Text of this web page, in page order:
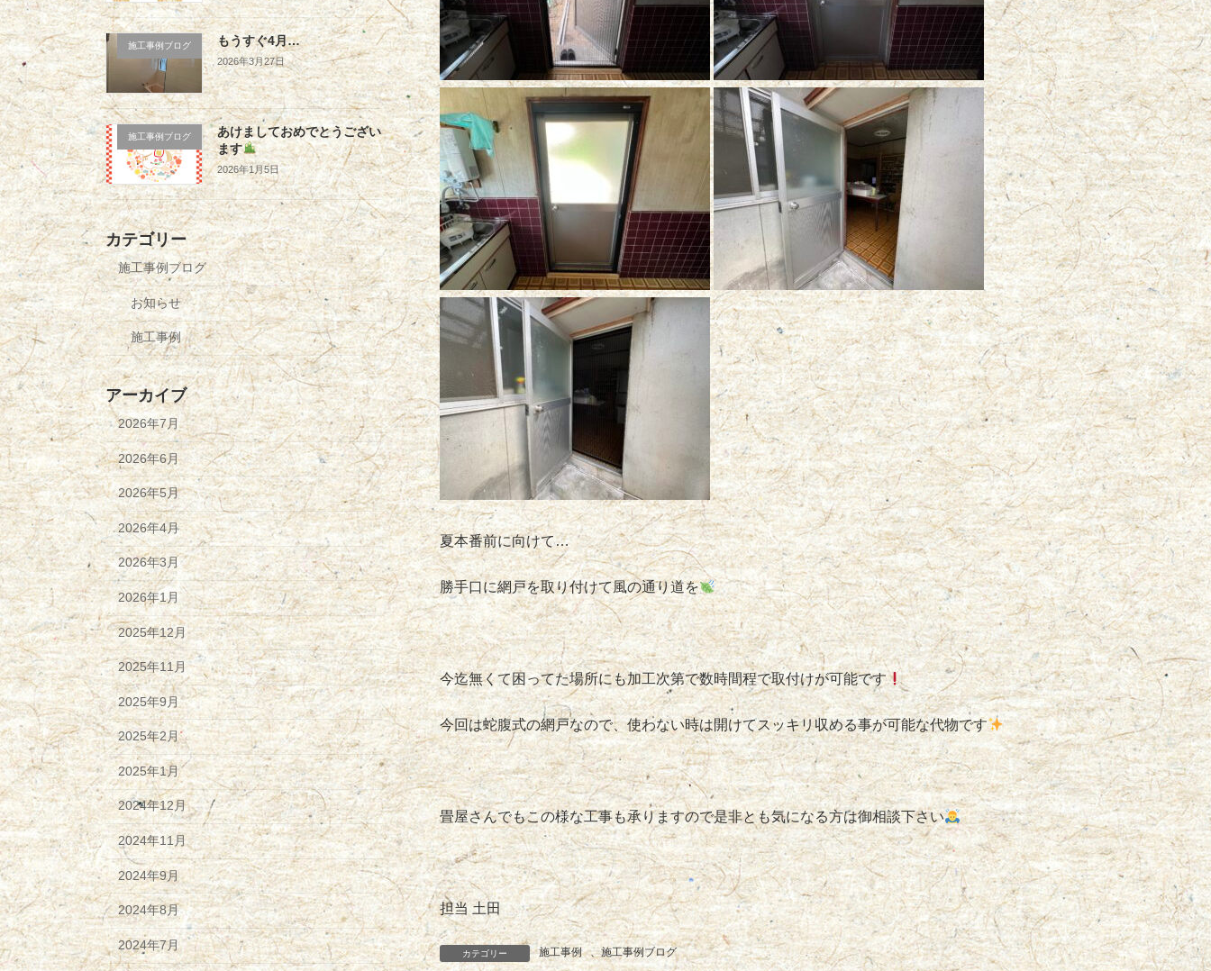
夏本番前に向けて…
勝手口に網戸を取り付けて風の通り道を
今迄無くて困ってた場所にも加工次第で数時間程で取付けが可能です
今回は蛇腹式の網戸なので、使わない時は開けてスッキリ収める事が可能な代物です
畳屋さんでもこの様な工事も承りますので是非とも気になる方は御相談下さい
担当 土田
カテゴリー 施工事例 、施工事例ブログ
施工事例ブログ もうすぐ4月…
2026年3月27日
施工事例ブログ
あけましておめでとうござい
ます
2026年1月5日
カテゴリー
施工事例ブログ
お知らせ
施工事例
アーカイブ
2026年7月
2026年6月
2026年5月
2026年4月
2026年3月
2026年1月
2025年12月
2025年11月
2025年9月
2025年2月
2025年1月
2024年12月
2024年11月
2024年9月
2024年8月
2024年7月